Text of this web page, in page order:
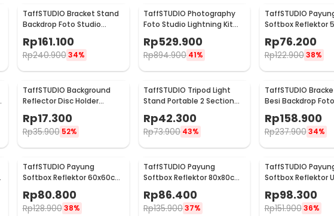
TaffSTUDIO Bracket Stand
Backdrop Foto Studio
190x300cm - BS-300
Rp161.100
Rp240.900 34%
TaffSTUDIO Photography
Foto Studio Lightning Kit
Rp529.900
Rp894.900 41%
TaffSTUDIO
Softbox Reflektor
E27 Single Socket -
RT50
Rp76.200
Rp122.900 38%
TaffSTUDIO Background
Reflector Disc Holder
Clamp Klip Reflektor -
QM3622
Rp17.300
Rp35.900 52%
TaffSTUDIO Tripod Light
Stand Portable 2 Section
150cm - TB-037
Rp42.300
Rp73.900 43%
TaffSTUDIO
Besi Backdrop
200x200cm - DD-110
Rp158.900
Rp237.900 34%
TaffSTUDIO Payung
Softbox Reflektor 60x60cm
E27 Single Socket - LD-
TZ206
Rp80.800
Rp128.900 38%
TaffSTUDIO Payung
Softbox Reflektor 80x80cm
E27 Single Socket - LD-
TZ206
Rp86.400
Rp135.90037%
TaffSTUDIO
Softbox Reflektor
60x90cm E27
- LD-TZ206
Rp98.300
Rp151.900 36%